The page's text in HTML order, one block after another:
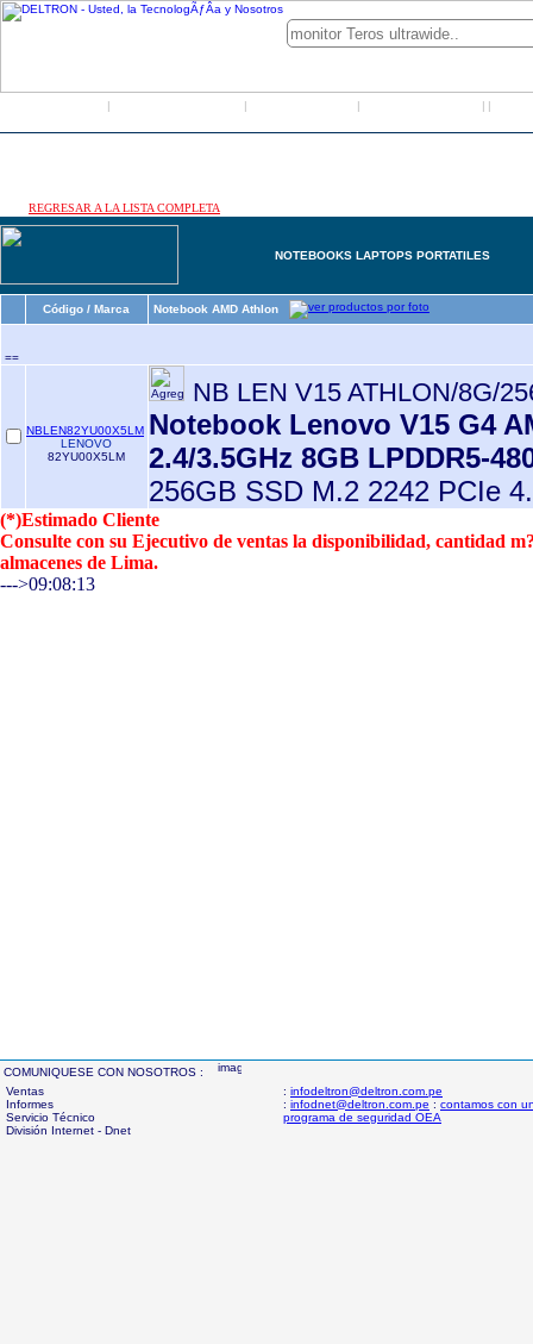
| | | | |
REGRESAR A LA LISTA COMPLETA
NOTEBOOKS LAPTOPS PORTATILES
Código / Marca Notebook AMD Athlon
==
NBLEN82YU00X5LM
LENOVO
82YU00X5LM
NB LEN V15 ATHLON/8G/
Notebook Lenovo V15 G4
2.4/3.5GHz 8GB LPDDR5-
256GB SSD M.2 2242 PCIe
(*)Estimado Cliente
Consulte con su Ejecutivo de ventas la disponibilidad, cantidad
almacenes de Lima.
--->09:08:13
COMUNIQUESE CON NOSOTROS :
Ventas
Informes
Servicio Técnico
División Internet - Dnet
: infodeltron@deltron.com.pe
: infodnet@deltron.com.pe : contamos con
programa de seguridad OEA